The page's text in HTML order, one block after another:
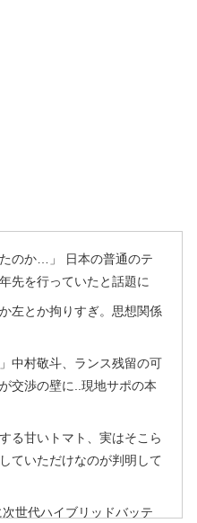
のか…」 日本の普通のテ
先を行っていたと話題に
左とか拘りすぎ。思想関係
中村敬斗、ランス残留の可
交渉の壁に..現地サポの本
る甘いトマト、実はそこら
ていただけなのが判明して
世代ハイブリッドバッテ